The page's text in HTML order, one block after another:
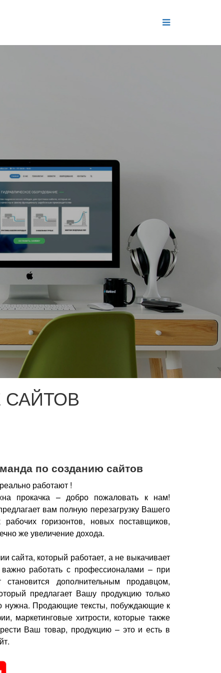
по созданию сайтов
работают !
прокачка – добро пожаловать к нам!
вам полную перезагрузку Вашего
горизонтов, новых поставщиков,
же увеличение дохода.
сайта, который работает, а не выкачивает
работать с профессионалами – при
дополнительным продавцом,
предлагает Вашу продукцию только
нужна. Продающие тексты, побуждающие к
маркетинговые хитрости, которые также
Ваш товар, продукцию – это и есть в